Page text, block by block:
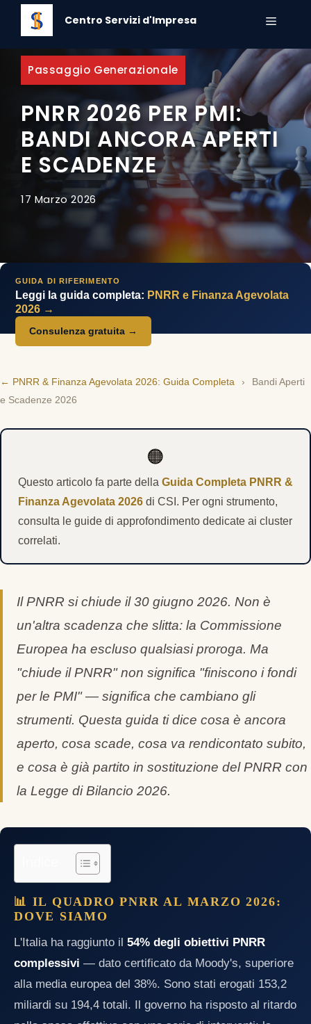
Centro Servizi d'Impresa
Passaggio Generazionale
PNRR 2026 PER PMI:
BANDI ANCORA APERTI
E SCADENZE
17 Marzo 2026
GUIDA DI RIFERIMENTO
Leggi la guida completa: PNRR e Finanza Agevolata
2026 →
Consulenza gratuita →
← PNRR & Finanza Agevolata 2026: Guida Completa ›
Bandi Aperti
e Scadenze 2026
🟠
Questo articolo fa parte della Guida Completa PNRR &
Finanza Agevolata 2026di CSI. Per ogni strumento,
consulta le guide di approfondimento dedicate ai cluster
correlati.
Il PNRR si chiude il 30 giugno 2026. Non è
un'altra scadenza che slitta: la Commissione
Europea ha escluso qualsiasi proroga. Ma
"chiude il PNRR" non significa "finiscono i fondi
per le PMI" — significa che cambiano gli
strumenti. Questa guida ti dice cosa è ancora
aperto, cosa scade, cosa va rendicontato subito,
e cosa è già partito in sostituzione del PNRR con
la Legge di Bilancio 2026.
📊 IL QUADRO PNRR AL MARZO 2026:
DOVE SIAMO
L'Italia ha raggiunto il 54% degli obiettivi PNRR
complessivi — dato certificato da Moody's, superiore
alla media europea del 38%. Sono stati erogati 153,2
miliardi su 194,4 totali. Il governo ha risposto al ritardo